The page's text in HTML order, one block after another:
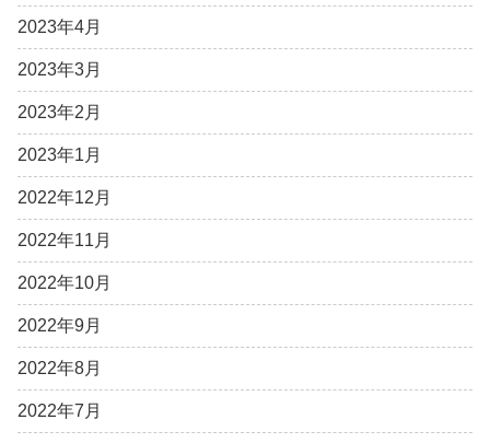
2023年4月
2023年3月
2023年2月
2023年1月
2022年12月
2022年11月
2022年10月
2022年9月
2022年8月
2022年7月